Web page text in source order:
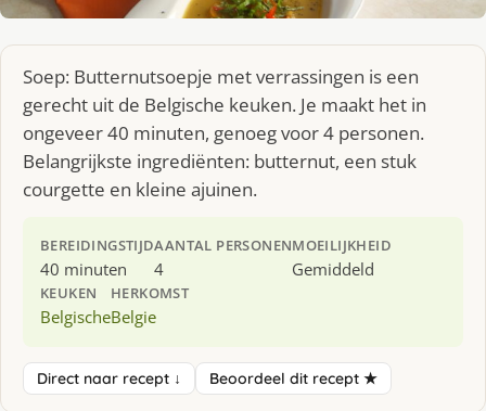
Soep: Butternutsoepje met verrassingen is een
gerecht uit de Belgische keuken. Je maakt het in
ongeveer 40 minuten, genoeg voor 4 personen.
Belangrijkste ingrediënten: butternut, een stuk
courgette en kleine ajuinen.
BEREIDINGSTIJD
40 minuten
AANTAL PERSONEN
4
MOEILIJKHEID
Gemiddeld
KEUKEN
Belgische
HERKOMST
Belgie
Direct naar recept ↓ Beoordeel dit recept ★